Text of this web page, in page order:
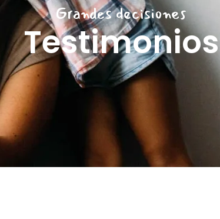
Grandes decisiones
Testimonios